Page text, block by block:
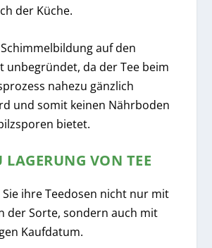
der Küche.
auf den
unbegründet, da der Tee beim
nahezu gänzlich
und somit keinen Nährboden
bietet.
LAGERUNG VON TEE
ihre Teedosen nicht nur mit
der Sorte, sondern auch mit
Kaufdatum.